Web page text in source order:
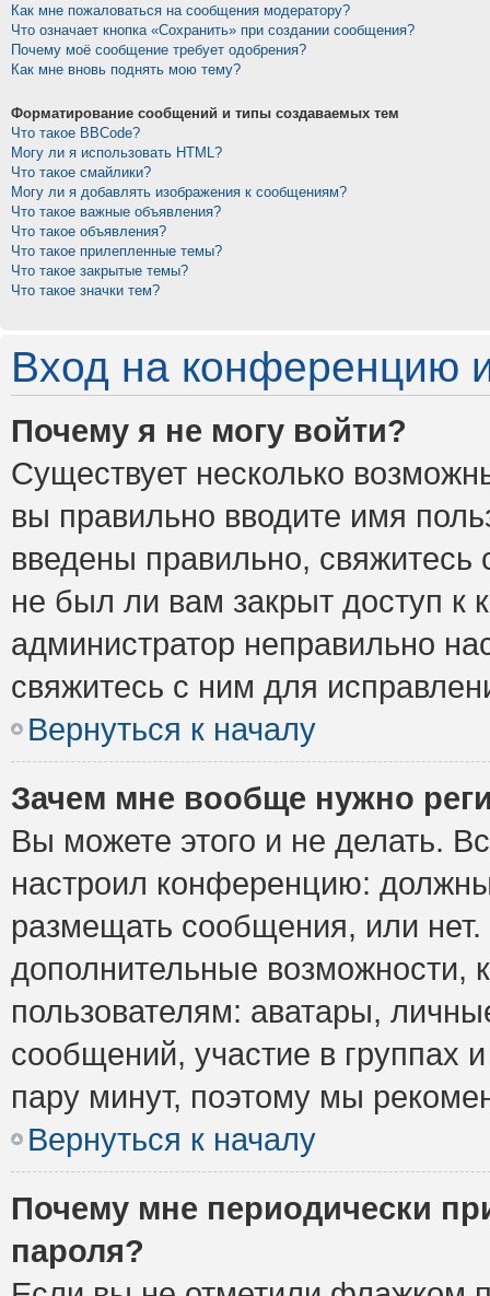
Как мне пожаловаться на сообщения модератору?
Что означает кнопка «Сохранить» при создании сообщения?
Почему моё сообщение требует одобрения?
Как мне вновь поднять мою тему?
Форматирование сообщений и типы создаваемых тем
Что такое BBCode?
Могу ли я использовать HTML?
Что такое смайлики?
Могу ли я добавлять изображения к сообщениям?
Что такое важные объявления?
Что такое объявления?
Что такое прилепленные темы?
Что такое закрытые темы?
Что такое значки тем?
Вход на конференцию
Почему я не могу войти?
Существует несколько
вы правильно вводите имя
введены правильно,
не был ли вам закрыт доступ к
администратор неправильно
свяжитесь с ним для
Вернуться к началу
Зачем мне вообще нужно
Вы можете этого и не делать.
настроил конференцию:
размещать сообщения, или
дополнительные возможности,
пользователям: аватары,
сообщений, участие в группах
пару минут, поэтому мы
Вернуться к началу
Почему мне периодически
пароля?